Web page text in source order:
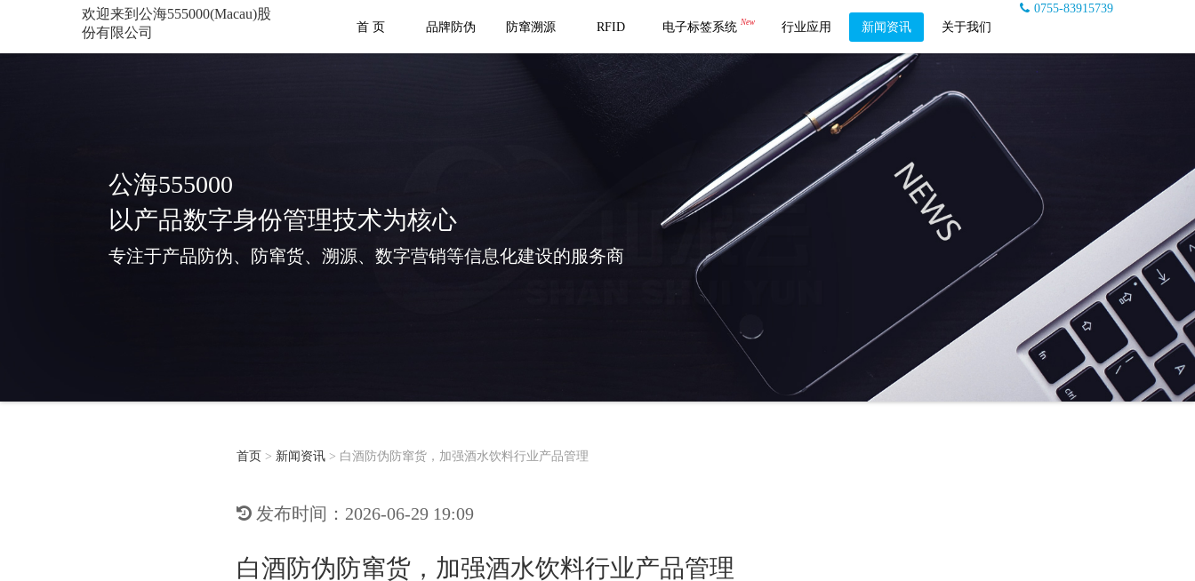
欢迎来到公海555000(Macau)股
份有限公司
0755-83915739
首 页
品牌防伪 防窜溯源 RFID 电子标签系统 New 行业应用 新闻资讯 关于我们
公海555000
以产品数字身份管理技术为核心
专注于产品防伪、防窜货、溯源、数字营销等信息化建设的服务商
首页 > 新闻资讯 > 白酒防伪防窜货，加强酒水饮料行业产品管理
发布时间：2026-06-29 19:09
白酒防伪防窜货，加强酒水饮料行业产品管理